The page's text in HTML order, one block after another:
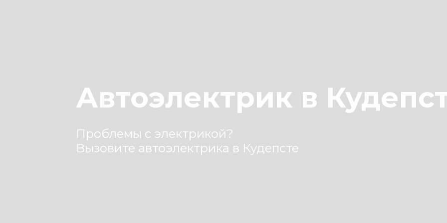
Автоэлектрик в
Проблемы с электрикой?
Вызовите автоэлектрика в Кудепсте